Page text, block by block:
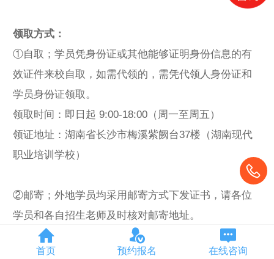
领取方式：
①自取；学员凭身份证或其他能够证明身份信息的有
效证件来校自取，如需代领的，需凭代领人身份证和
学员身份证领取。
领取时间：即日起 9:00-18:00（周一至周五）
领证地址：湖南省长沙市梅溪紫阙台37楼（湖南现代
职业培训学校）
②邮寄；外地学员均采用邮寄方式下发证书，请各位
学员和各自招生老师及时核对邮寄地址。
如有其它疑问可直接联系汽车网校教务部
首页 预约报名 在线咨询